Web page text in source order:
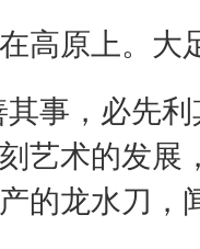
高原上。大
其事，必先
艺术的发展
的龙水刀，